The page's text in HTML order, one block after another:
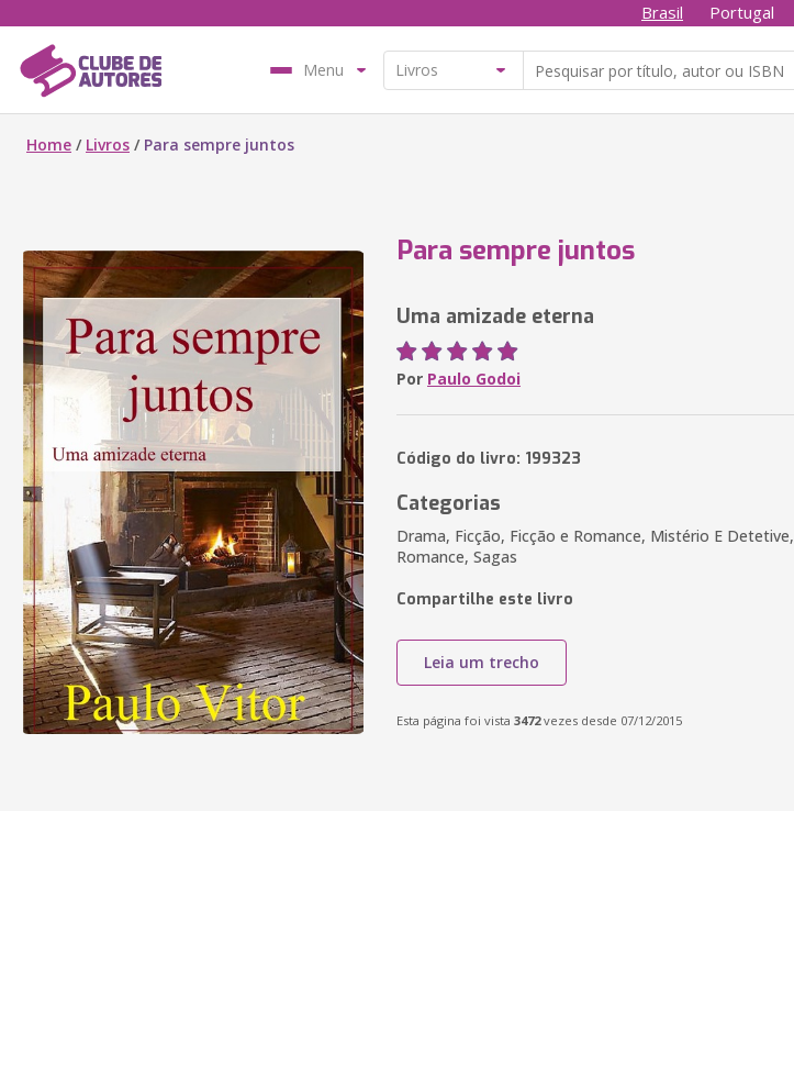
Brasil Portugal
Menu
Home / Livros / Para sempre juntos
Para sempre juntos
Uma amizade eterna
Por Paulo Godoi
Código do livro: 199323
Categorias
Drama, Ficção, Ficção e Romance, Mistério E Detetive,
Romance, Sagas
Compartilhe este livro
Leia um trecho
Esta página foi vista 3472vezes desde 07/12/2015